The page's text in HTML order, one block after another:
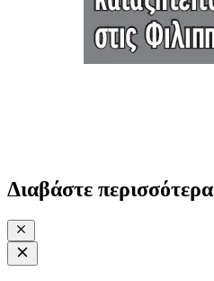
Διαβάστε περισσότερα